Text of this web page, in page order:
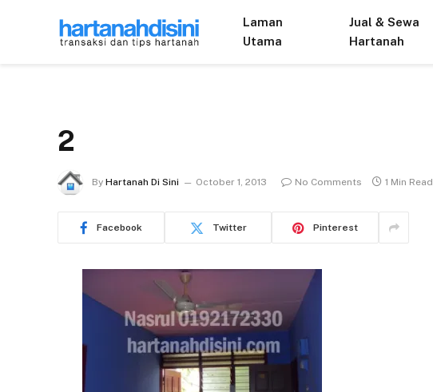
Laman
Utama
Jual & Sewa
Hartanah
2
By Hartanah Di Sini October 1, 2013 No Comments 1 Min Read
Facebook Twitter Pinterest